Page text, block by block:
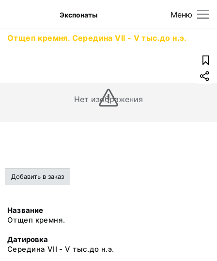
Меню
Экспонаты
Отщеп кремня. Середина VII - V тыс.до н.э.
Нет изображения
Добавить в заказ
Название
Отщеп кремня.
Датировка
Середина VII - V тыс.до н.э.